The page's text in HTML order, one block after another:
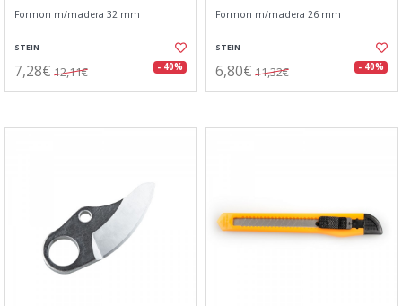
Formon m/madera 32 mm
STEIN
7,28€ 12,11€ - 40%
Formon m/madera 26 mm
STEIN
6,80€ 11,32€ - 40%